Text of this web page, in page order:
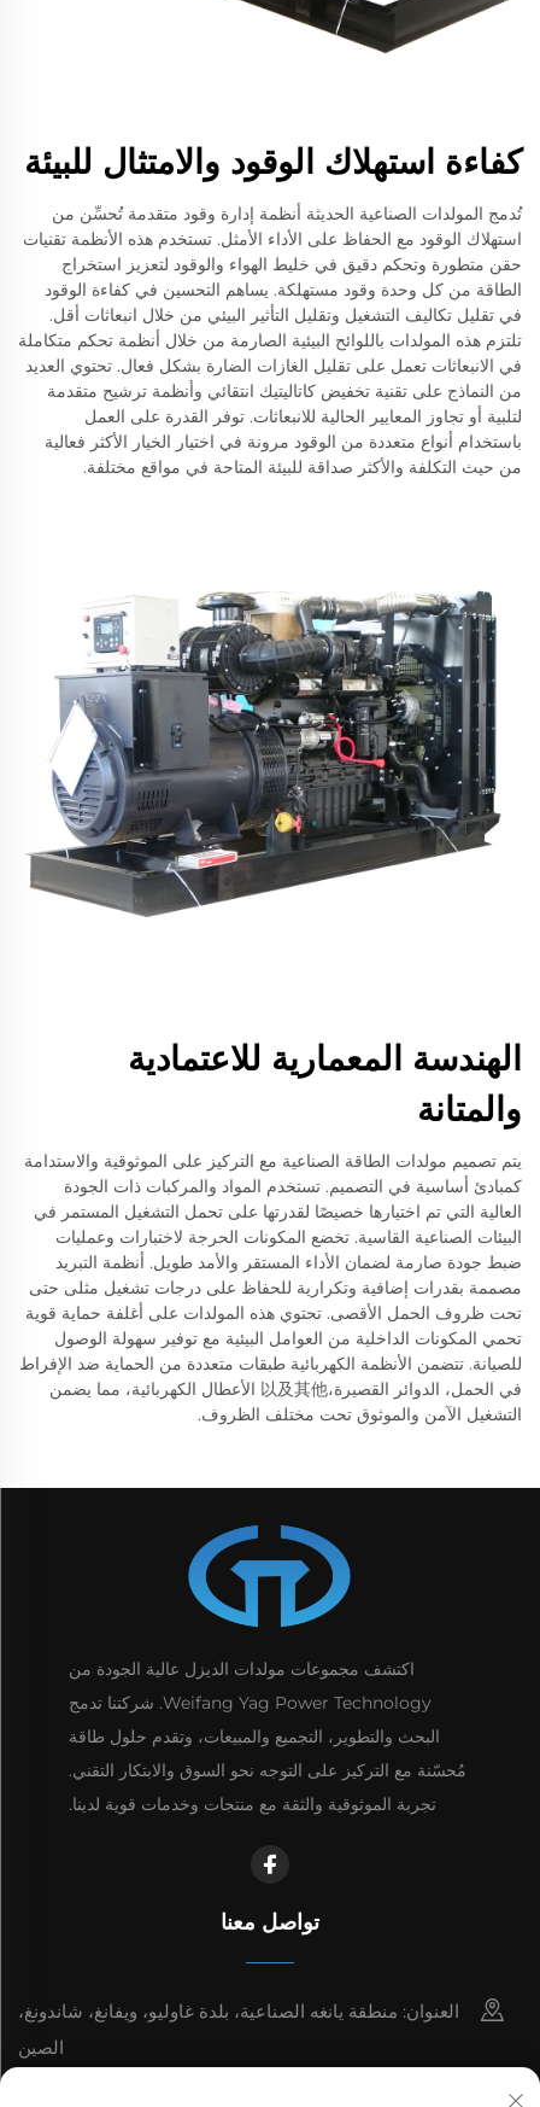
كفاءة استهلاك الوقود والامتثال للبيئة
تُدمج المولدات الصناعية الحديثة أنظمة إدارة وقود متقدمة تُحسِّن من
استهلاك الوقود مع الحفاظ على الأداء الأمثل. تستخدم هذه الأنظمة تقنيات
حقن متطورة وتحكم دقيق في خليط الهواء والوقود لتعزيز استخراج
الطاقة من كل وحدة وقود مستهلكة. يساهم التحسين في كفاءة الوقود
في تقليل تكاليف التشغيل وتقليل التأثير البيئي من خلال انبعاثات أقل.
تلتزم هذه المولدات باللوائح البيئية الصارمة من خلال أنظمة تحكم متكاملة
في الانبعاثات تعمل على تقليل الغازات الضارة بشكل فعال. تحتوي العديد
من النماذج على تقنية تخفيض كاتاليتيك انتقائي وأنظمة ترشيح متقدمة
لتلبية أو تجاوز المعايير الحالية للانبعاثات. توفر القدرة على العمل
باستخدام أنواع متعددة من الوقود مرونة في اختيار الخيار الأكثر فعالية
من حيث التكلفة والأكثر صداقة للبيئة المتاحة في مواقع مختلفة.
الهندسة المعمارية للاعتمادية
والمتانة
يتم تصميم مولدات الطاقة الصناعية مع التركيز على الموثوقية والاستدامة
كمبادئ أساسية في التصميم. تستخدم المواد والمركبات ذات الجودة
العالية التي تم اختيارها خصيصًا لقدرتها على تحمل التشغيل المستمر في
البيئات الصناعية القاسية. تخضع المكونات الحرجة لاختبارات وعمليات
ضبط جودة صارمة لضمان الأداء المستقر والأمد طويل. أنظمة التبريد
مصممة بقدرات إضافية وتكرارية للحفاظ على درجات تشغيل مثلى حتى
تحت ظروف الحمل الأقصى. تحتوي هذه المولدات على أغلفة حماية قوية
تحمي المكونات الداخلية من العوامل البيئية مع توفير سهولة الوصول
للصيانة. تتضمن الأنظمة الكهربائية طبقات متعددة من الحماية ضد الإفراط
في الحمل، الدوائر القصيرة،以及其他 الأعطال الكهربائية، مما يضمن
التشغيل الآمن والموثوق تحت مختلف الظروف.
اكتشف مجموعات مولدات الديزل عالية الجودة من
Weifang Yag Power Technology. شركتنا تدمج
البحث والتطوير، التجميع والمبيعات، وتقدم حلول طاقة
مُحسّنة مع التركيز على التوجه نحو السوق والابتكار التقني.
تجربة الموثوقية والثقة مع منتجات وخدمات قوية لدينا.
تواصل معنا
العنوان: منطقة يانغه الصناعية، بلدة غاوليو، ويفانغ، شاندونغ،
الصين
8615006666497